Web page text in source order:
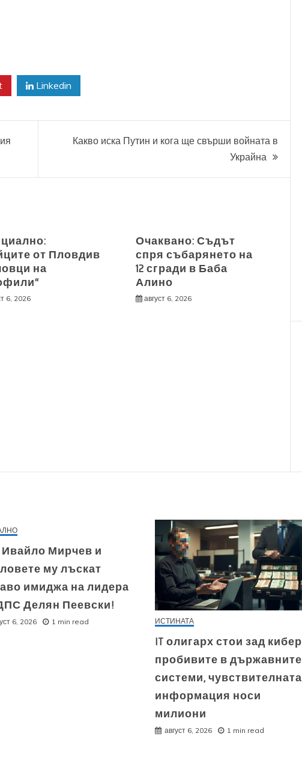
Linkedin
Какво иска Путин и кога ще свърши войната в
Украйна
от Пловдив
на
6, 2026
Очаквано: Съдът
спря събарянето на
12 сгради в Баба
Алино
август 6, 2026
Ивайло Мирчев и
му лъскат
имиджа на лидера
Делян Пеевски!
6, 2026 1 min read ИСТИНАТА
IT олигарх стои зад кибер
пробивите в държавните
системи, чувствителната
информация носи
милиони
август 6, 2026 1 min read